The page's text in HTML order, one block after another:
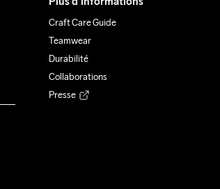
Craft Care Guide
Teamwear
Durabilité
Collaborations
Presse